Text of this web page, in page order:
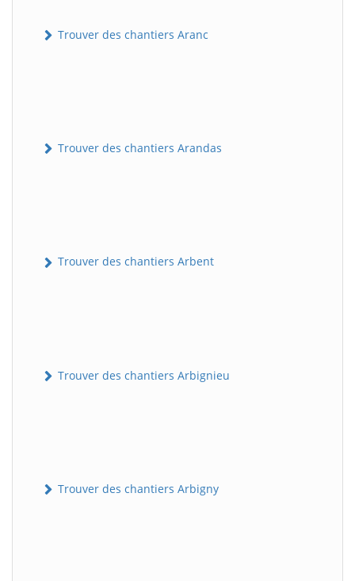
Trouver des chantiers Aranc
Trouver des chantiers Arandas
Trouver des chantiers Arbent
Trouver des chantiers Arbignieu
Trouver des chantiers Arbigny